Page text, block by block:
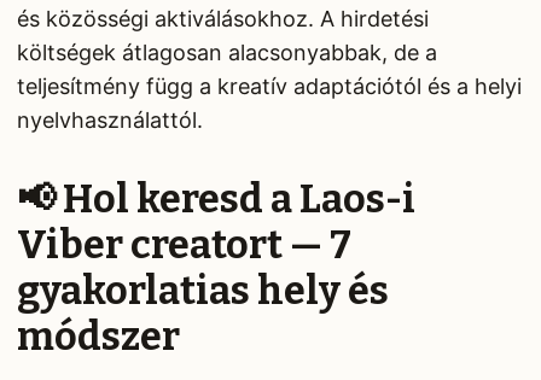
és közösségi aktiválásokhoz. A hirdetési
költségek átlagosan alacsonyabbak, de a
teljesítmény függ a kreatív adaptációtól és a helyi
nyelvhasználattól.
📢 Hol keresd a Laos-i
Viber creatort — 7
gyakorlatias hely és
módszer